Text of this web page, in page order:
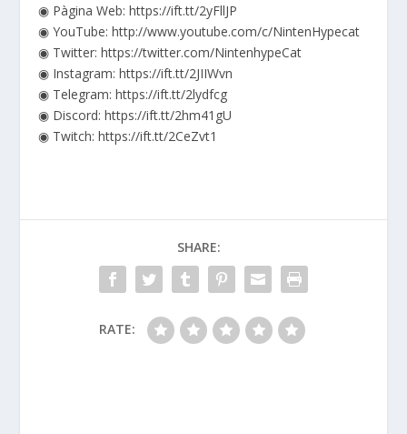
◉ Pàgina Web: https://ift.tt/2yFllJP
◉ YouTube: http://www.youtube.com/c/NintenHypecat
◉ Twitter: https://twitter.com/NintenhypeCat
◉ Instagram: https://ift.tt/2JIIWvn
◉ Telegram: https://ift.tt/2lydfcg
◉ Discord: https://ift.tt/2hm41gU
◉ Twitch: https://ift.tt/2CeZvt1
SHARE:
RATE: